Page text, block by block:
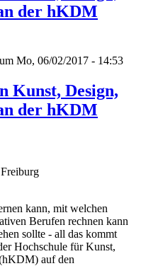
der hKDM
Mo, 06/02/2017 - 14:53
Kunst, Design,
der hKDM
kann, mit welchen
Berufen rechnen kann
sollte - all das kommt
Hochschule für Kunst,
auf den